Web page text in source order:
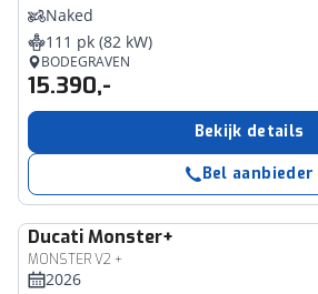
Naked
111 pk (82 kW)
BODEGRAVEN
15.390,-
Bekijk details
Bel aanbieder
DucatiMonster+
MONSTER V2 +
2026